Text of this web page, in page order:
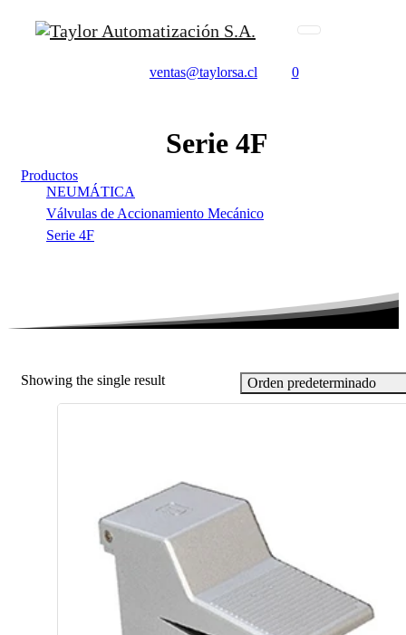
ventas@taylorsa.cl 0
Serie 4F
Productos
NEUMÁTICA
Válvulas de Accionamiento Mecánico
Serie 4F
Showing the single result Orden predeterminado